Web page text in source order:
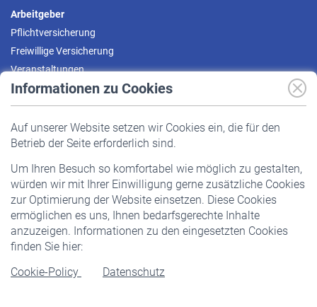
Informationen zu Cookies
Auf unserer Website setzen wir Cookies ein, die für den
Betrieb der Seite erforderlich sind.
Um Ihren Besuch so komfortabel wie möglich zu gestalten,
würden wir mit Ihrer Einwilligung gerne zusätzliche Cookies
zur Optimierung der Website einsetzen. Diese Cookies
ermöglichen es uns, Ihnen bedarfsgerechte Inhalte
anzuzeigen. Informationen zu den eingesetzten Cookies
finden Sie hier:
Cookie-Policy
Datenschutz
Arbeitgeber
Pflichtversicherung
Freiwillige Versicherung
Veranstaltungen
Pflichtversicherung
Staatliche Förderung
Veranstaltungen
Rentner
Rentenbeginn
Rente beantragen